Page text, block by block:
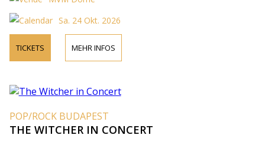
Sa. 24 Okt. 2026
TICKETS MEHR INFOS
POP/ROCK BUDAPEST
THE WITCHER IN CONCERT